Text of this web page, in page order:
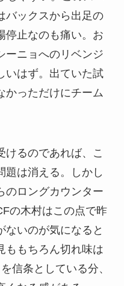
バックスから出足の
停止なのも痛い。お
ーニョへのリベンジ
いはず。出ていた試
かっただけにチーム
るのであれば、こ
題は消える。しかし
のロングカウンター
の木村はこの点で昨
ないのが気になると
ももちろん切れ味は
信条としている分、